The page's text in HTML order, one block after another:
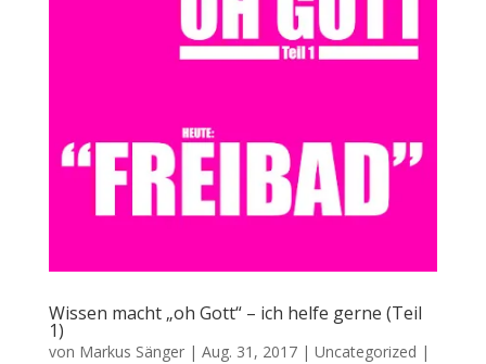
Wissen macht „oh Gott“ – ich helfe gerne (Teil
1)
von Markus Sänger| Aug. 31, 2017| Uncategorized |